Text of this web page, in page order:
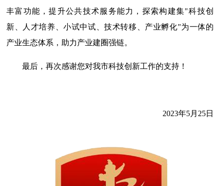
丰富功能，提升公共技术服务能力，探索构建集"科技创
新、人才培养、小试中试、技术转移、产业孵化"为一体的
产业生态体系，助力产业建圈强链。
最后，再次感谢您对我市科技创新工作的支持！
2023年5月25日